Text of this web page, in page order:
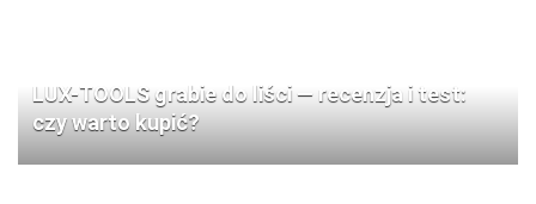
LUX-TOOLS grabie do liści — recenzja i test:
czy warto kupić?